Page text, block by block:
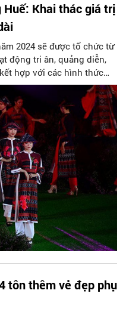
Huế: Khai thác giá trị
2024 sẽ được tổ chức từ
động tri ân, quảng diễn,
hợp với các hình thức
hình ảnh áo dài.
tôn thêm vẻ đẹp phụ